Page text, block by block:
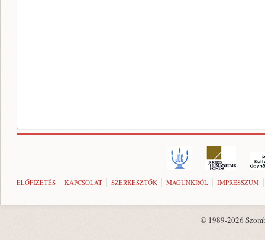
ELŐFIZETÉS KAPCSOLAT SZERKESZTŐK MAGUNKRÓL IMPRESSZUM
© 1989-2026